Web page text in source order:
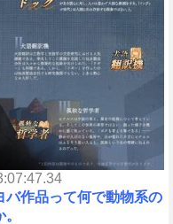
バ作品って何で動物系の